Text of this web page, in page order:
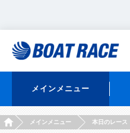
メインメニュー
HOMEメインメニュー 本日のレース